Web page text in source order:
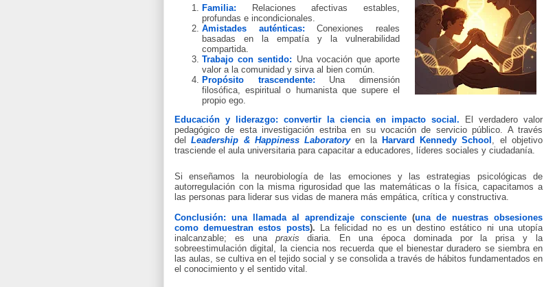
Familia: Relaciones afectivas estables,
profundas e incondicionales.
Amistades auténticas: Conexiones reales
basadas en la empatía y la vulnerabilidad
compartida.
Trabajo con sentido: Una vocación que aporte
valor a la comunidad y sirva al bien común.
Propósito trascendente: Una dimensión
filosófica, espiritual o humanista que supere el
propio ego.
Educación y liderazgo: convertir la ciencia en impacto social.
El verdadero valor
pedagógico de esta investigación estriba en su vocación de servicio público. A través
delLeadership & Happiness Laboratoryen la Harvard Kennedy School , el objetivo
trasciende el aula universitaria para capacitar a educadores, líderes sociales y ciudadanía.
Si enseñamos la neurobiología de las emociones y las estrategias psicológicas de
autorregulación con la misma rigurosidad que las matemáticas o la física, capacitamos a
las personas para liderar sus vidas de manera más empática, crítica y constructiva.
Conclusión: una llamada al aprendizaje consciente(una de nuestras obsesiones
como demuestran estos posts).
La felicidad no es un destino estático ni una utopía
inalcanzable; es una praxis diaria. En una época dominada por la prisa y la
sobreestimulación digital, la ciencia nos recuerda que el bienestar duradero se siembra en
las aulas, se cultiva en el tejido social y se consolida a través de hábitos fundamentados en
el conocimiento y el sentido vital.